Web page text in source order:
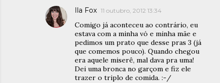
Ila Fox 11 outubro, 2012 13:34
Comigo já aconteceu ao contrário, eu
estava com a minha vó e minha mãe e
pedimos um prato que desse pras 3 (já
que comemos pouco). Quando chegou
era aquele miserê, mal dava pra uma!
Dei uma bronca no garçom e fiz ele
trazer o triplo de comida. :-/